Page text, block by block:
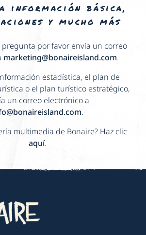
información básica,
y mucho más
por favor envía un correo
marketing@bonaireisland.com.
estadística, el plan de
o el plan turístico estratégico,
un correo electrónico a
.
multimedia de Bonaire? Haz clic
aquí.